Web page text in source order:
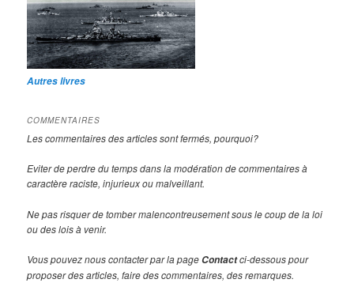
Autres livres
COMMENTAIRES
Les commentaires des articles sont fermés, pourquoi?
Eviter de perdre du temps dans la modération de commentaires à
caractère raciste, injurieux ou malveillant.
Ne pas risquer de tomber malencontreusement sous le coup de la loi
ou des lois à venir.
Vous pouvez nous contacter par la page Contactci-dessous pour
proposer des articles, faire des commentaires, des remarques.